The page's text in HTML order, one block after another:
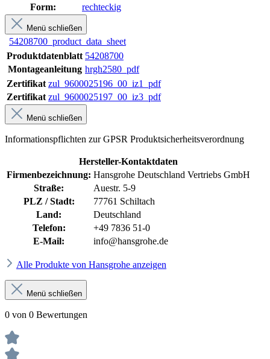
Form:
rechteckig
Menü schließen
54208700_product_data_sheet
Produktdatenblatt 54208700
Montageanleitung hrgh2580_pdf
Zertifikat zul_9600025196_00_iz1_pdf
Zertifikat zul_9600025197_00_iz3_pdf
Menü schließen
Informationspflichten zur GPSR Produktsicherheitsverordnung
Hersteller-Kontaktdaten
Firmenbezeichnung: Hansgrohe Deutschland Vertriebs GmbH
Straße:
Auestr. 5-9
PLZ / Stadt:
77761 Schiltach
Land:
Deutschland
Telefon:
+49 7836 51-0
E-Mail:
info@hansgrohe.de
Alle Produkte von Hansgrohe anzeigen
Menü schließen
0 von 0 Bewertungen